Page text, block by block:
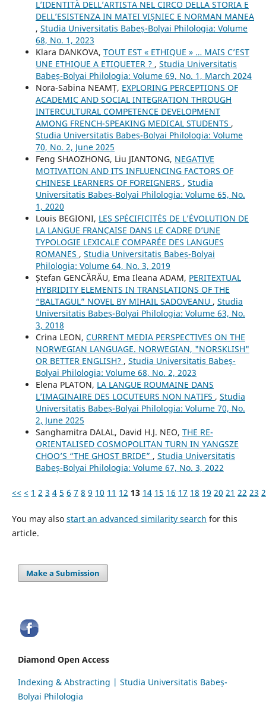
L’IDENTITÀ DELL’ARTISTA NEL CIRCO DELLA STORIA E
DELL’ESISTENZA IN MATEI VIȘNIEC E NORMAN MANEA
, Studia Universitatis Babeș-Bolyai Philologia: Volume
68, No. 1, 2023
Klara DANKOVA, TOUT EST « ETHIQUE » … MAIS C’EST
UNE ETHIQUE A ETIQUETER ? , Studia Universitatis
Babeș-Bolyai Philologia: Volume 69, No. 1, March 2024
Nora-Sabina NEAMȚ, EXPLORING PERCEPTIONS OF
ACADEMIC AND SOCIAL INTEGRATION THROUGH
INTERCULTURAL COMPETENCE DEVELOPMENT
AMONG FRENCH-SPEAKING MEDICAL STUDENTS ,
Studia Universitatis Babeș-Bolyai Philologia: Volume
70, No. 2, June 2025
Feng SHAOZHONG, Liu JIANTONG, NEGATIVE
MOTIVATION AND ITS INFLUENCING FACTORS OF
CHINESE LEARNERS OF FOREIGNERS , Studia
Universitatis Babeș-Bolyai Philologia: Volume 65, No.
1, 2020
Louis BEGIONI, LES SPÉCIFICITÉS DE L’ÉVOLUTION DE
LA LANGUE FRANÇAISE DANS LE CADRE D’UNE
TYPOLOGIE LEXICALE COMPARÉE DES LANGUES
ROMANES , Studia Universitatis Babeș-Bolyai
Philologia: Volume 64, No. 3, 2019
Ștefan GENCĂRĂU, Ema Ileana ADAM, PERITEXTUAL
HYBRIDITY ELEMENTS IN TRANSLATIONS OF THE
“BALTAGUL” NOVEL BY MIHAIL SADOVEANU , Studia
Universitatis Babeș-Bolyai Philologia: Volume 63, No.
3, 2018
Crina LEON, CURRENT MEDIA PERSPECTIVES ON THE
NORWEGIAN LANGUAGE. NORWEGIAN, "NORSKLISH"
OR BETTER ENGLISH? , Studia Universitatis Babeș-
Bolyai Philologia: Volume 68, No. 2, 2023
Elena PLATON, LA LANGUE ROUMAINE DANS
L’IMAGINAIRE DES LOCUTEURS NON NATIFS , Studia
Universitatis Babeș-Bolyai Philologia: Volume 70, No.
2, June 2025
Sanghamitra DALAL, David H.J. NEO, THE RE-
ORIENTALISED COSMOPOLITAN TURN IN YANGSZE
CHOO’S “THE GHOST BRIDE” , Studia Universitatis
Babeș-Bolyai Philologia: Volume 67, No. 3, 2022
<< < 1 2 3 4 5 6 7 8 9 10 11 12 13 14 15 16 17 18 19 20 21 22 23
You may also start an advanced similarity search for this
article.
Make a Submission
Diamond Open Access
Indexing & Abstracting | Studia Universitatis Babeș-
Bolyai Philologia